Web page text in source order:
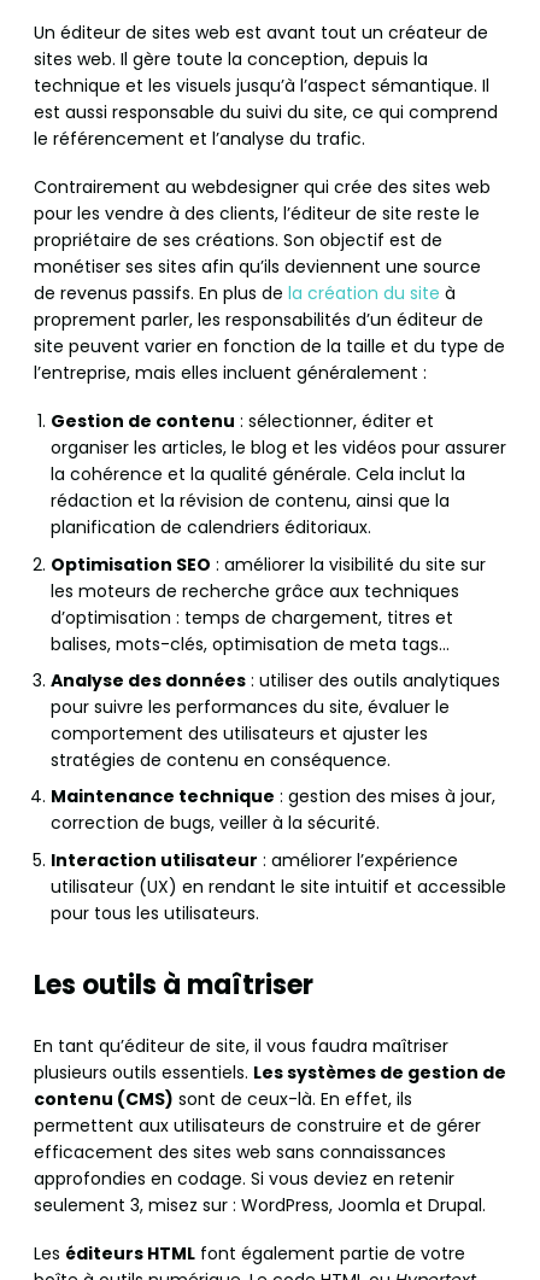
Un éditeur de sites web est avant tout un créateur de
sites web. Il gère toute la conception, depuis la
technique et les visuels jusqu’à l’aspect sémantique. Il
est aussi responsable du suivi du site, ce qui comprend
le référencement et l’analyse du trafic.
Contrairement au webdesigner qui crée des sites web
pour les vendre à des clients, l’éditeur de site reste le
propriétaire de ses créations. Son objectif est de
monétiser ses sites afin qu’ils deviennent une source
de revenus passifs. En plus de la création du site à
proprement parler, les responsabilités d’un éditeur de
site peuvent varier en fonction de la taille et du type de
l’entreprise, mais elles incluent généralement :
Gestion de contenu : sélectionner, éditer et
organiser les articles, le blog et les vidéos pour assurer
la cohérence et la qualité générale. Cela inclut la
rédaction et la révision de contenu, ainsi que la
planification de calendriers éditoriaux.
Optimisation SEO : améliorer la visibilité du site sur
les moteurs de recherche grâce aux techniques
d’optimisation : temps de chargement, titres et
balises, mots-clés, optimisation de meta tags…
Analyse des données : utiliser des outils analytiques
pour suivre les performances du site, évaluer le
comportement des utilisateurs et ajuster les
stratégies de contenu en conséquence.
Maintenance technique : gestion des mises à jour,
correction de bugs, veiller à la sécurité.
Interaction utilisateur : améliorer l’expérience
utilisateur (UX) en rendant le site intuitif et accessible
pour tous les utilisateurs.
Les outils à maîtriser
En tant qu’éditeur de site, il vous faudra maîtriser
plusieurs outils essentiels. Les systèmes de gestion de
contenu (CMS) sont de ceux-là. En effet, ils
permettent aux utilisateurs de construire et de gérer
efficacement des sites web sans connaissances
approfondies en codage. Si vous deviez en retenir
seulement 3, misez sur : WordPress, Joomla et Drupal.
Les éditeurs HTML font également partie de votre